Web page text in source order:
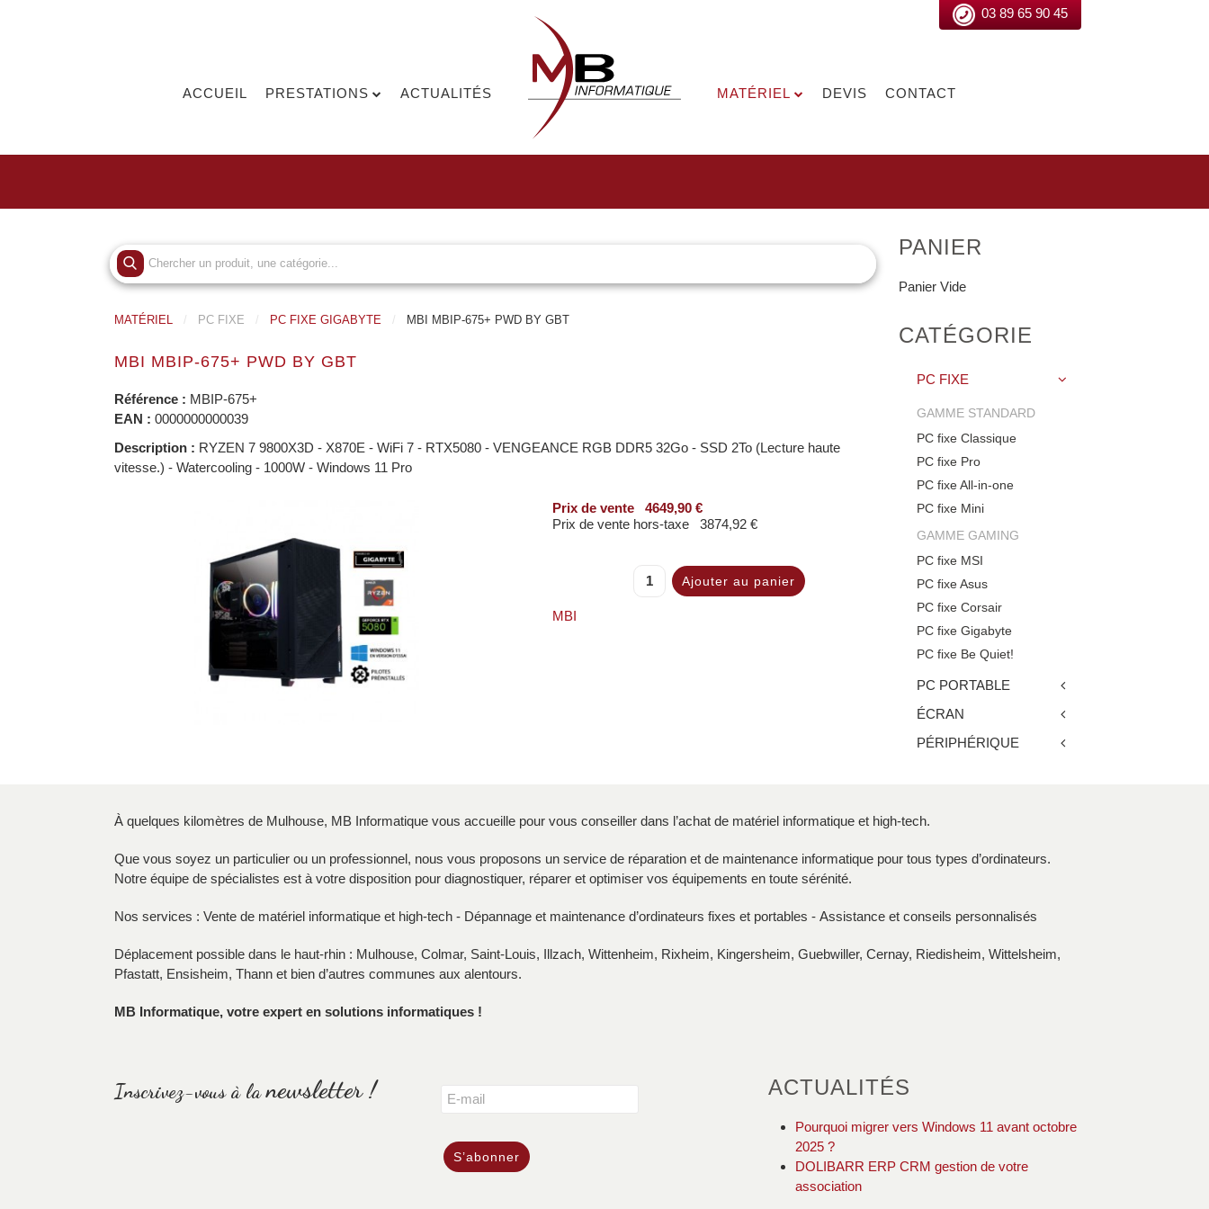
03 89 65 90 45
ACCUEIL PRESTATIONS ACTUALITÉS MATÉRIEL DEVIS CONTACT
MATÉRIEL PC FIXE PC FIXE GIGABYTE MBI MBIP-675+ PWD BY GBT
MBI MBIP-675+ PWD BY GBT
Référence : MBIP-675+
EAN : 0000000000039
Description : RYZEN 7 9800X3D - X870E - WiFi 7 - RTX5080 - VENGEANCE RGB DDR5 32Go - SSD 2To (Lecture haute
vitesse.) - Watercooling - 1000W - Windows 11 Pro
Prix ​​de vente
4649,90 €
Prix de vente hors-taxe
3874,92 €
MBI
PANIER
Panier Vide
CATÉGORIE
PC FIXE
GAMME STANDARD
PC fixe Classique
PC fixe Pro
PC fixe All-in-one
PC fixe Mini
GAMME GAMING
PC fixe MSI
PC fixe Asus
PC fixe Corsair
PC fixe Gigabyte
PC fixe Be Quiet!
PC PORTABLE
ÉCRAN
PÉRIPHÉRIQUE
À quelques kilomètres de Mulhouse, MB Informatique vous accueille pour vous conseiller dans l’achat de matériel informatique et high-tech.
Que vous soyez un particulier ou un professionnel, nous vous proposons un service de réparation et de maintenance informatique pour tous types d’ordinateurs.
Notre équipe de spécialistes est à votre disposition pour diagnostiquer, réparer et optimiser vos équipements en toute sérénité.
Nos services : Vente de matériel informatique et high-tech - Dépannage et maintenance d’ordinateurs fixes et portables - Assistance et conseils personnalisés
Déplacement possible dans le haut-rhin : Mulhouse, Colmar, Saint-Louis, Illzach, Wittenheim, Rixheim, Kingersheim, Guebwiller, Cernay, Riedisheim, Wittelsheim,
Pfastatt, Ensisheim, Thann et bien d’autres communes aux alentours.
MB Informatique, votre expert en solutions informatiques !
Inscrivez-vous à lanewsletter ! ACTUALITÉS
Pourquoi migrer vers Windows 11 avant octobre
2025 ?
DOLIBARR ERP CRM gestion de votre
association